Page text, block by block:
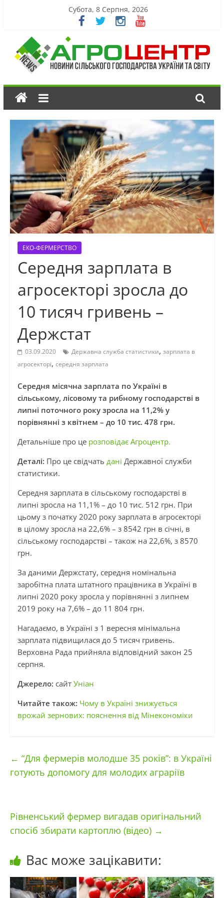
Субота, 8 Серпня, 2026
ЕКО-ФЕРМЕРСТВО
Середня зарплата в
агросекторі зросла до
10 тисяч гривень –
Держстат
03.09.2020 Державна служба статистики, зарплата в
агросекторі, середня зарплата
Середня місячна зарплата по Україні в
сільському, лісовому та рибному господарстві в
липні поточного року зросла на 11,2% у
порівнянні з квітнем – до 10 тис. 478 грн.
Детальніше про це розповідає Агроцентр.
Деталі: Про це свідчать дані Державної служби
статистики.
Середня зарплата в сільському господарстві в
липні зросла на 11,1% – до 10 тис. 512 грн. При
цьому з початку 2020 року зарплата в агросекторі
в цілому зросла на 22,6% – з 8542 грн в січні, в
сільському господарстві – також на 22,6%, з 8570
грн.
За даними Держстату, середня номінальна
заробітна плата штатного працівника в Україні в
липні 2020 року зросла у порівнянні з липнем
2019 року на 7,6% – до 11 804 грн.
Нагадаємо, в Україні з 1 вересня мінімальна
зарплата підвищилася до 5 тисяч гривень.
Верховна Рада прийняла відповідний закон 25
серпня.
Джерело: сайт Уніан
Читайте також: Чому в Україні знижується
врожай зернових: пояснення від Мінекономіки
← “Для фермерів молодше 35 років”: в Україні
готують допомогу для молодих аграріїв
Рівненський фермер вигадав оригінальний
спосіб збирати картоплю (відео) →
Вас може зацікавити: